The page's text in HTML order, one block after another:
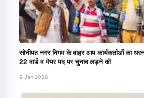
सोनीपत नगर निगम के बाहर आप कार्यकर्ताओं का
22 वार्ड व मेयर पद पर चुनाव लड़ने की
9 Jan 2026